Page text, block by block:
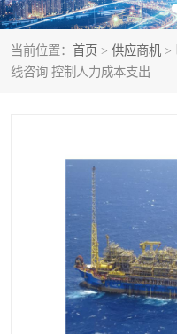
当前位置： 首页 > 供应商机 >
线咨询 控制人力成本支出
ART认证
巴西认证